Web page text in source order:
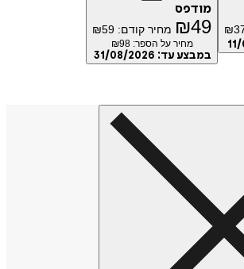
מודפס
₪ 49 מחיר קודם: ₪59
מחיר על הספר: ₪98
במבצע עד:31/08/2026